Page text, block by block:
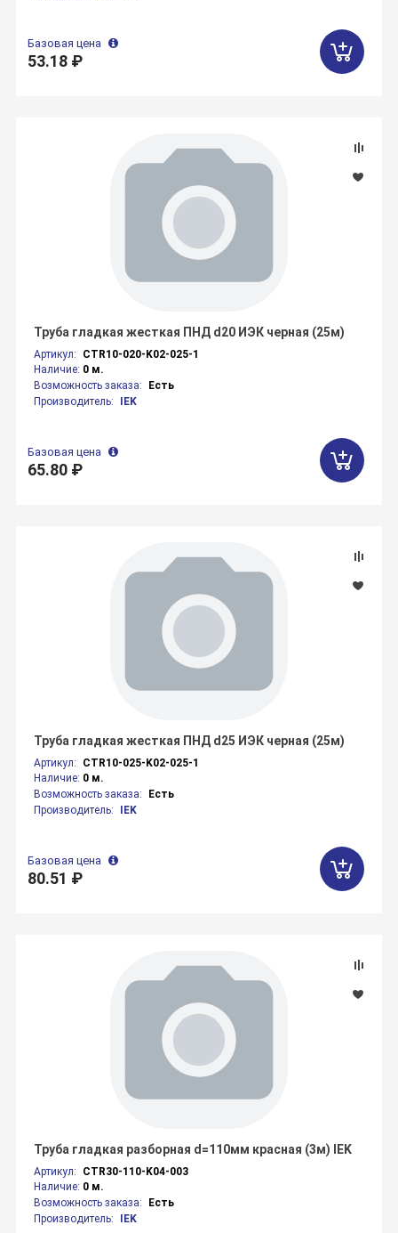
Базовая цена
53.18 ₽
Артикул:
CTR10-020-K02-025-1
Наличие: 0 м.
Возможность заказа:
Есть
Производитель:
IEK
Труба гладкая жесткая ПНД d20 ИЭК черная (25м)
Базовая цена
65.80 ₽
Артикул:
CTR10-025-K02-025-1
Наличие: 0 м.
Возможность заказа:
Есть
Производитель:
IEK
Труба гладкая жесткая ПНД d25 ИЭК черная (25м)
Базовая цена
80.51 ₽
Артикул:
CTR30-110-K04-003
Наличие: 0 м.
Возможность заказа:
Есть
Производитель:
IEK
Труба гладкая разборная d=110мм красная (3м) IEK